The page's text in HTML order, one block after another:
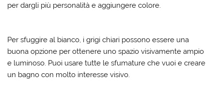
per dargli più personalità e aggiungere colore.
Per sfuggire al bianco, i grigi chiari possono essere una
buona opzione per ottenere uno spazio visivamente ampio
e luminoso. Puoi usare tutte le sfumature che vuoi e creare
un bagno con molto interesse visivo.